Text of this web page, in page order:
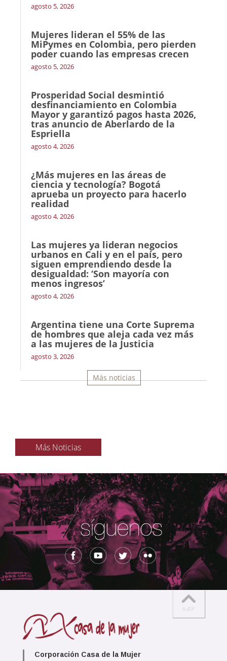
agosto 5, 2026
Mujeres lideran el 55% de las
MiPymes en Colombia, pero pierden
poder cuando las empresas crecen
agosto 5, 2026
Prosperidad Social desmintió
desfinanciamiento en Colombia
Mayor y garantizó pagos hasta 2026,
tras anuncio de Aberlardo de la
Espriella
agosto 4, 2026
¿Más mujeres en las áreas de
ciencia y tecnología? Bogotá
aprueba un proyecto para hacerlo
realidad
agosto 4, 2026
Las mujeres ya lideran negocios
urbanos en Cali y en el país, pero
siguen emprendiendo desde la
desigualdad: ‘Son mayoría con
menos ingresos’
agosto 4, 2026
Argentina tiene una Corte Suprema
de hombres que aleja cada vez más
a las mujeres de la Justicia
agosto 3, 2026
Más noticias
Más Noticias
Corporación Casa de la Mujer